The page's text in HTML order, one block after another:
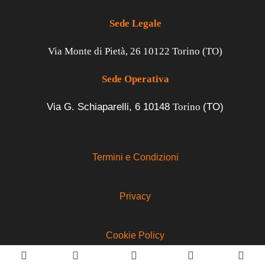
Sede Legale
Via Monte di Pietà, 26 10122 Torino (TO)
Sede Operativa
Via G. Schiaparelli, 6 10148 Torino (TO)
Termini e Condizioni
Privacy
Cookie Policy